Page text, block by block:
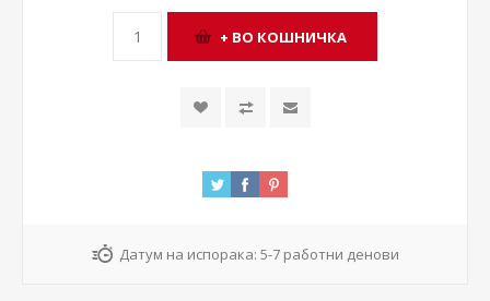
Датум на испорака: 5-7 работни денови